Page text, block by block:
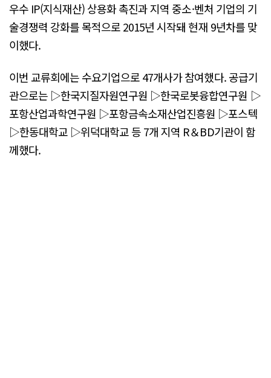
우수 IP(지식재산) 상용화 촉진과 지역 중소·벤처 기업의 기
술경쟁력 강화를 목적으로 2015년 시작돼 현재 9년차를 맞
이했다.
이번 교류회에는 수요기업으로 47개사가 참여했다. 공급기
관으로는 ▷한국지질자원연구원 ▷한국로봇융합연구원 ▷
포항산업과학연구원 ▷포항금속소재산업진흥원 ▷포스텍
▷한동대학교 ▷위덕대학교 등 7개 지역 R＆BD기관이 함
께했다.